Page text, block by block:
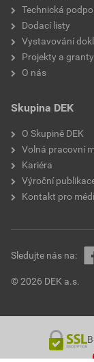
Technická
Dodací listy
Vystavování
Projekty a granty
O nás
Skupina DEK
O Skupině DEK
Volná pracovní
Kariéra
Výroční
Kontakt pro
© 2026 DEK a.s.
Sledujte nás na: